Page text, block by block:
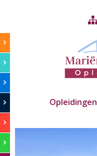
Opleidingen